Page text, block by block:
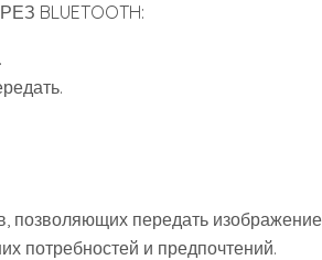
BLUETOOTH:
позволяющих передать
потребностей и предпочтений.